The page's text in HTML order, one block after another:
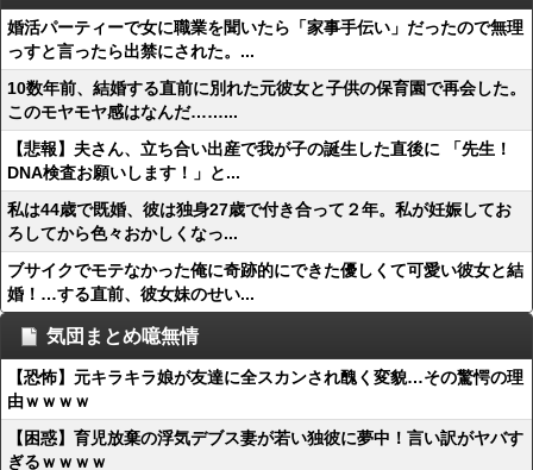
婚活パーティーで女に職業を聞いたら「家事手伝い」だったので無理
っすと言ったら出禁にされた。...
10数年前、結婚する直前に別れた元彼女と子供の保育園で再会した。
このモヤモヤ感はなんだ……...
【悲報】夫さん、立ち合い出産で我が子の誕生した直後に 「先生！
DNA検査お願いします！」と...
私は44歳で既婚、彼は独身27歳で付き合って２年。私が妊娠してお
ろしてから色々おかしくなっ...
ブサイクでモテなかった俺に奇跡的にできた優しくて可愛い彼女と結
婚！…する直前、彼女妹のせい...
気団まとめ噫無情
【恐怖】元キラキラ娘が友達に全スカンされ醜く変貌…その驚愕の理
由ｗｗｗｗ
【困惑】育児放棄の浮気デブス妻が若い独彼に夢中！言い訳がヤバす
ぎるｗｗｗｗ